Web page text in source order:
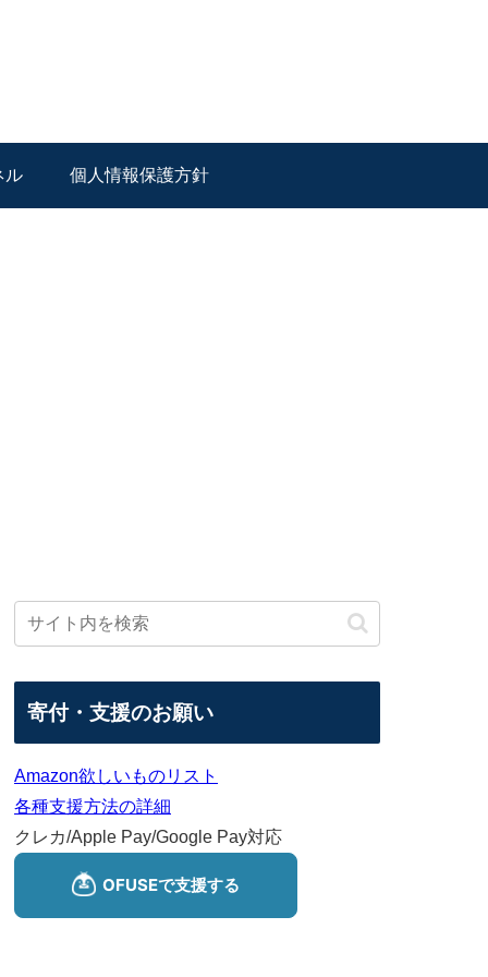
ル 個人情報保護方針
寄付・支援のお願い
Amazon欲しいものリスト
各種支援方法の詳細
クレカ/Apple Pay/Google Pay対応